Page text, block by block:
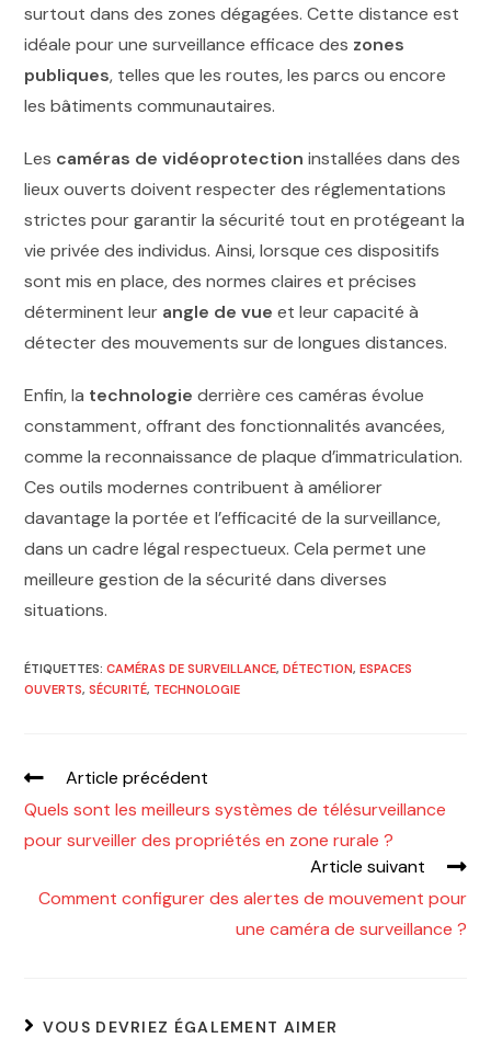
surtout dans des zones dégagées. Cette distance est
idéale pour une surveillance efficace des zones
publiques, telles que les routes, les parcs ou encore
les bâtiments communautaires.
Les caméras de vidéoprotection installées dans des
lieux ouverts doivent respecter des réglementations
strictes pour garantir la sécurité tout en protégeant la
vie privée des individus. Ainsi, lorsque ces dispositifs
sont mis en place, des normes claires et précises
déterminent leur angle de vue et leur capacité à
détecter des mouvements sur de longues distances.
Enfin, la technologie derrière ces caméras évolue
constamment, offrant des fonctionnalités avancées,
comme la reconnaissance de plaque d’immatriculation.
Ces outils modernes contribuent à améliorer
davantage la portée et l’efficacité de la surveillance,
dans un cadre légal respectueux. Cela permet une
meilleure gestion de la sécurité dans diverses
situations.
ÉTIQUETTES:CAMÉRAS DE SURVEILLANCE, DÉTECTION, ESPACES
OUVERTS, SÉCURITÉ, TECHNOLOGIE
Article précédent
Quels sont les meilleurs systèmes de télésurveillance
pour surveiller des propriétés en zone rurale ?
Article suivant
Comment configurer des alertes de mouvement pour
une caméra de surveillance ?
VOUS DEVRIEZ ÉGALEMENT AIMER